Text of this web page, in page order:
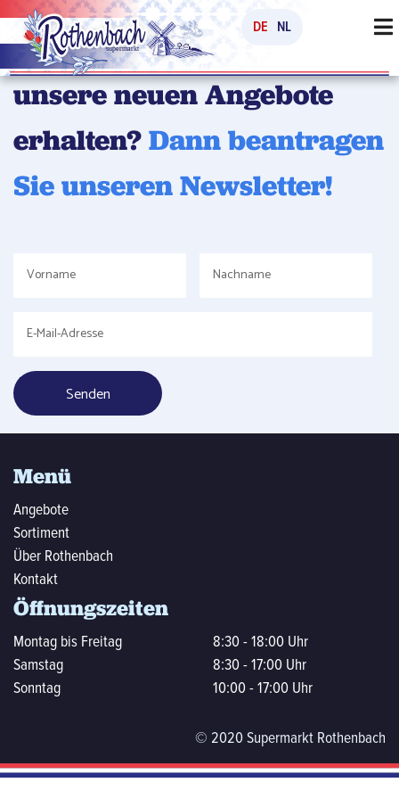
DE NL
Möchten Sie regelmäßig
unsere neuen Angebote
erhalten? Dann beantragen
Sie unseren Newsletter!
Menü
Angebote
Sortiment
Über Rothenbach
Kontakt
Öffnungszeiten
Montag bis Freitag
8:30 - 18:00 Uhr
Samstag
8:30 - 17:00 Uhr
Sonntag
10:00 - 17:00 Uhr
© 2020 Supermarkt Rothenbach